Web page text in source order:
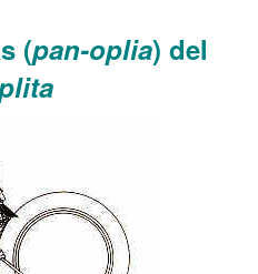
(pan-oplia) del